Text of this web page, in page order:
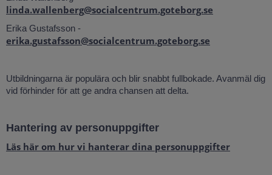
linda.wallenberg@socialcentrum.goteborg.se
Erika Gustafsson -
erika.gustafsson@socialcentrum.goteborg.se
Utbildningarna är populära och blir snabbt fullbokade. Avanmäl dig
vid förhinder för att ge andra chansen att delta.
Hantering av personuppgifter
Läs här om hur vi hanterar dina personuppgifter